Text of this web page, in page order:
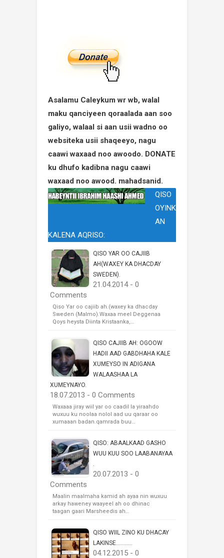
Asalamu Caleykum wr wb, walal
maku qanciyeen qoraalada aan soo
galiyo, walaal si aan usii wadno oo
websiteka usii shaqeeyo, nagu
caawi waxaad noo awoodo. DONATE
ku dhufo kadibna nagu caawi
waxaad noo awood. mahadsanid.
QISO
OYINK
AN
KALENA AQRISO:
QISO YAR OO CAJIIB
AH(WAXEY KA DHACDAY
SWEDEN).
21.04.2014 - 0
Comments
Qiso Yar oo cajiib ah.(waxey ka dhacday
Sweden (Malmo).Waxaa meel Deggenaa
Qoys heysta Diinta Kristaanka,…
QISO CAJIIB AH: OGOOW
HADII AAD GABDHAHA KALE
XUMEYSO IN ADIGANA
WALAASHAA LA
XUMEYNAYO.
18.07.2013 - 0 Comments
Waxaaa jiray wiil yar oo caadil la yiraahdo
wuxuu ku noolaa nolol aad uu qaraar oo
xumaaan badan.qamrada buu…
QISO: ABAALKAAD GASHO
WUU KUU SOO LAABANAYAA
20.07.2013 - 0
Comments
Maalin maalmaha kamid ah ayaa nin wuxuu
arkay haweney waayeel ah oo dhinac
taagan gaari Marsheedis ah…
QISO WIIL ZINO KU DHACAY
LAKINSE...........
04.12.2015 - 0